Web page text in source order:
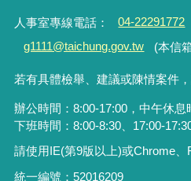
人事室專線電話： 04-22291772
g1111@taichung.gov.tw
(本信
若有具體檢舉、建議或陳情案件
辦公時間：8:00-17:00，中午休息
下班時間：8:00-8:30、17:00-
請使用IE(第9版以上)或Chrome
統一編號：52016209